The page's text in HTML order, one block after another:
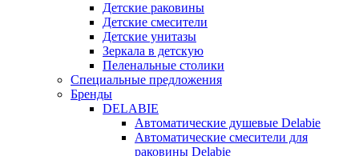
Детские раковины
Детские смесители
Детские унитазы
Зеркала в детскую
Пеленальные столики
Специальные предложения
Бренды
DELABIE
Автоматические душевые Delabie
Автоматические смесители для
раковины Delabie